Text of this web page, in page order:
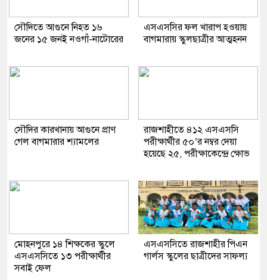
সৌদিতে আগুনে নিহত ১৬
জনের ১৫ জনই নওগাঁ-নাটোরের
এসএসসির ফল খারাপ হওয়ায়
বাগমারায় স্কুলছাত্রীর আত্মহনন
সৌদির কারখানায় আগুনে প্রাণ
গেল বাগমারার শ্যামলের
রাজশাহীতে ৪১২ এসএসসি
পরীক্ষার্থীর ৫০’র নম্বর দেয়া
হয়েছে ২৫, পরীক্ষাকেন্দ্রে ক্ষোভ
মোহনপুরে ১৪ শিক্ষকের স্কুলে
এসএসসিতে ১৩ পরীক্ষার্থীর
সবাই ফেল
এসএসসিতে রাজশাহীর পিএন
গার্লস স্কুলের ছাত্রীদের সাফল্য